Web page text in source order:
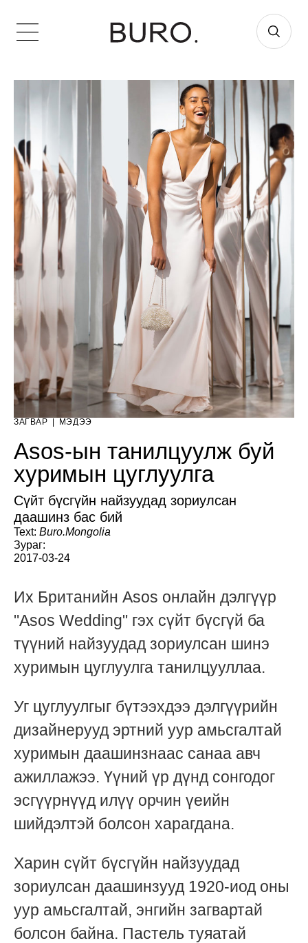
ЗАГВАР | МЭДЭЭ
Asos-ын танилцуулж буй
хуримын цуглуулга
Сүйт бүсгүйн найзуудад зориулсан
даашинз бас бий
Text: Buro.Mongolia
Зураг:
2017-03-24
Их Британийн Asos онлайн дэлгүүр
"Asos Wedding" гэх сүйт бүсгүй ба
түүний найзуудад зориулсан шинэ
хуримын цуглуулга танилцууллаа.
Уг цуглуулгыг бүтээхдээ дэлгүүрийн
дизайнерууд эртний уур амьсгалтай
хуримын даашинзнаас санаа авч
ажиллажээ. Үүний үр дүнд сонгодог
эсгүүрнүүд илүү орчин үеийн
шийдэлтэй болсон харагдана.
Харин сүйт бүсгүйн найзуудад
зориулсан даашинзууд 1920-иод оны
уур амьсгалтай, энгийн загвартай
болсон байна. Пастель туяатай